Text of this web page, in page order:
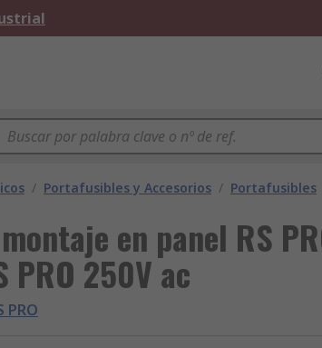
/ Portafusibles y Accesorios / Portafusibles
en panel RS
PRO 250V ac
PRO